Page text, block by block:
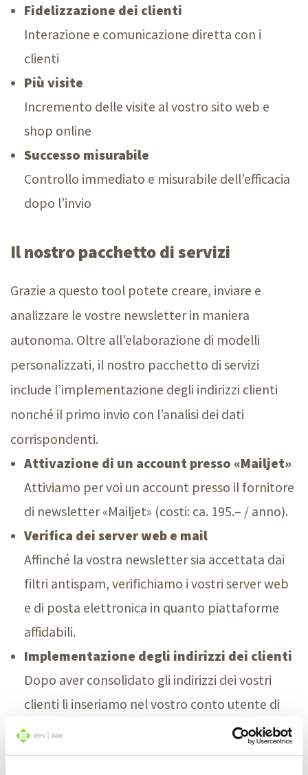
Fidelizzazione dei clienti
Interazione e comunicazione diretta con i
clienti
Più visite
Incremento delle visite al vostro sito web e
shop online
Successo misurabile
Controllo immediato e misurabile dell’efficacia
dopo l’invio
Il nostro pacchetto di servizi
Grazie a questo tool potete creare, inviare e
analizzare le vostre newsletter in maniera
autonoma. Oltre all'elaborazione di modelli
personalizzati, il nostro pacchetto di servizi
include l’implementazione degli indirizzi clienti
nonché il primo invio con l’analisi dei dati
corrispondenti.
Attivazione di un account presso «Mailjet»
Attiviamo per voi un account presso il fornitore
di newsletter «Mailjet» (costi: ca. 195.– / anno).
Verifica dei server web e mail
Affinché la vostra newsletter sia accettata dai
filtri antispam, verifichiamo i vostri server web
e di posta elettronica in quanto piattaforme
affidabili.
Implementazione degli indirizzi dei clienti
Dopo aver consolidato gli indirizzi dei vostri
clienti li inseriamo nel vostro conto utente di
«Mailjet» secondo caratteristiche prestabilite.
Integrazione formulario d’iscrizione